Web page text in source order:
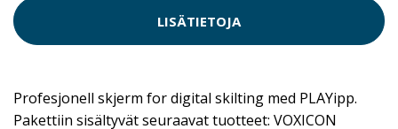
LISÄTIETOJA
Profesjonell skjerm for digital skilting med PLAYipp.
Pakettiin sisältyvät seuraavat tuotteet: VOXICON